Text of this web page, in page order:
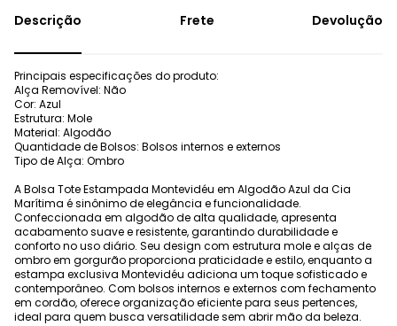
Frete Devolução
Principais especificações do produto:
Alça Removível: Não
Cor: Azul
Estrutura: Mole
Material: Algodão
Quantidade de Bolsos: Bolsos internos e externos
Tipo de Alça: Ombro
A Bolsa Tote Estampada Montevidéu em Algodão Azul da Cia
Marítima é sinônimo de elegância e funcionalidade.
Confeccionada em algodão de alta qualidade, apresenta
acabamento suave e resistente, garantindo durabilidade e
conforto no uso diário. Seu design com estrutura mole e alças de
ombro em gorgurão proporciona praticidade e estilo, enquanto a
estampa exclusiva Montevidéu adiciona um toque sofisticado e
contemporâneo. Com bolsos internos e externos com fechamento
em cordão, oferece organização eficiente para seus pertences,
ideal para quem busca versatilidade sem abrir mão da beleza.